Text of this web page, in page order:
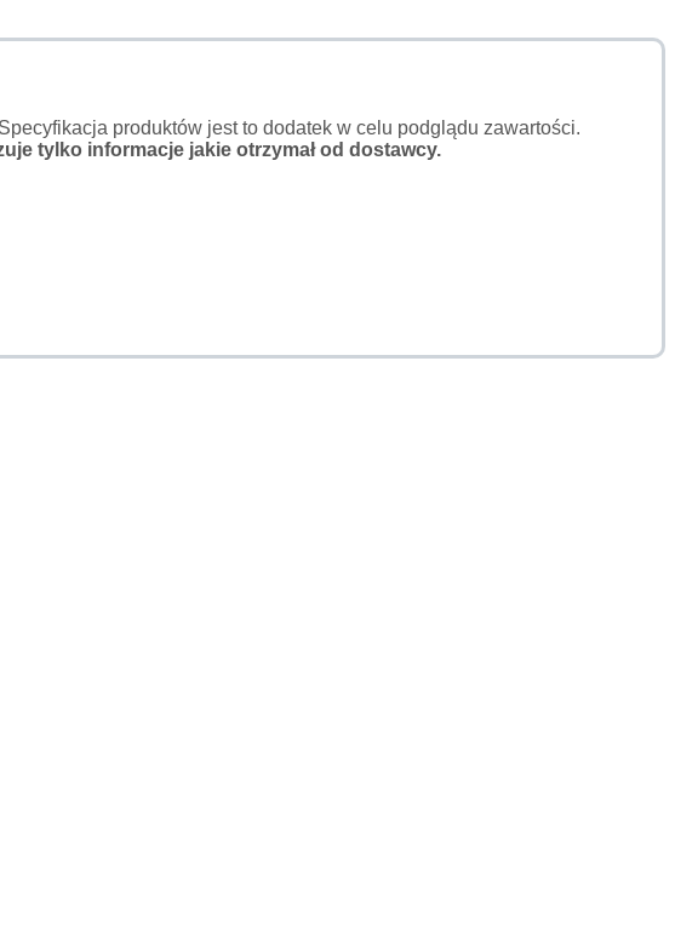
produktów jest to dodatek w celu podglądu zawartości.
tylko informacje jakie otrzymał od dostawcy.